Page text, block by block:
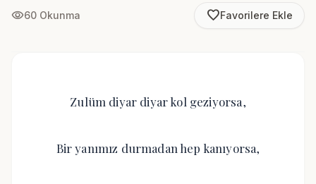
visibility60 Okunma favorite_borderFavorilere Ekle
Zulüm diyar diyar kol geziyorsa,
Bir yanımız durmadan hep kanıyorsa,